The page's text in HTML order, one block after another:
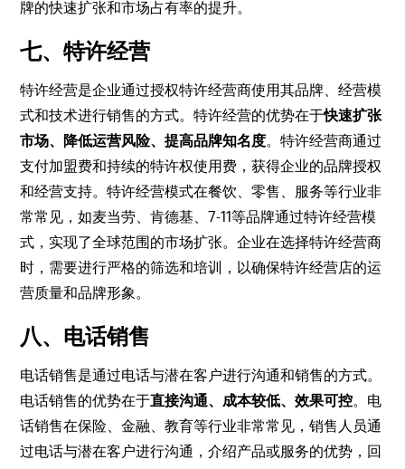
牌的快速扩张和市场占有率的提升。
七、特许经营
特许经营是企业通过授权特许经营商使用其品牌、经营模
式和技术进行销售的方式。特许经营的优势在于快速扩张
市场、降低运营风险、提高品牌知名度。特许经营商通过
支付加盟费和持续的特许权使用费，获得企业的品牌授权
和经营支持。特许经营模式在餐饮、零售、服务等行业非
常常见，如麦当劳、肯德基、7-11等品牌通过特许经营模
式，实现了全球范围的市场扩张。企业在选择特许经营商
时，需要进行严格的筛选和培训，以确保特许经营店的运
营质量和品牌形象。
八、电话销售
电话销售是通过电话与潜在客户进行沟通和销售的方式。
电话销售的优势在于直接沟通、成本较低、效果可控。电
话销售在保险、金融、教育等行业非常常见，销售人员通
过电话与潜在客户进行沟通，介绍产品或服务的优势，回